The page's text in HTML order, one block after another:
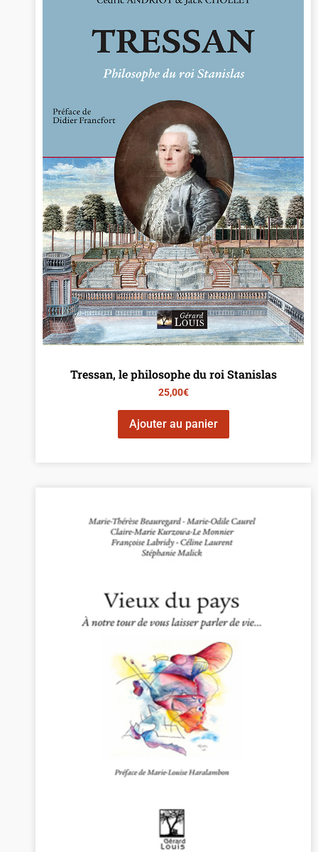
Tressan, le philosophe du roi Stanislas
25,00€
Ajouter au panier